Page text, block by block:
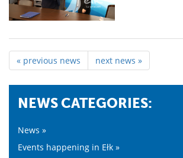
« previous news next news »
NEWS CATEGORIES:
News »
Events happening in Ełk »